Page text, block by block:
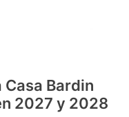
Casa Bardin
2027 y 2028